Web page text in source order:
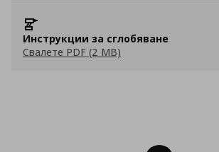
Инструкции за сглобяване
Свалете PDF (2 MB)